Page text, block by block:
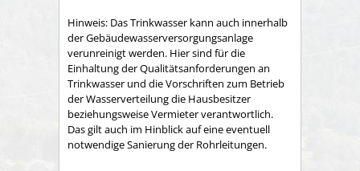
Hinweis: Das Trinkwasser kann auch innerhalb
der Gebäudewasserversorgungsanlage
verunreinigt werden. Hier sind für die
Einhaltung der Qualitätsanforderungen an
Trinkwasser und die Vorschriften zum Betrieb
der Wasserverteilung die Hausbesitzer
beziehungsweise Vermieter verantwortlich.
Das gilt auch im Hinblick auf eine eventuell
notwendige Sanierung der Rohrleitungen.